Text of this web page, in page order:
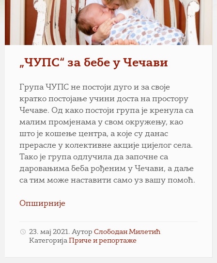
„ЧУПС“ за бебе у Чечави
Група ЧУПС не постоји дуго и за своје
кратко постојање учини доста на простору
Чечаве. Од како постоји група је кренула са
малим промјенама у свом окружењу, као
што је кошење центра, а које су данас
прерасле у колективне акције цијелог села.
Тако је група одлучила да започне са
даровањима беба рођеним у Чечави, а даље
са тим може наставити само уз вашу помоћ.
Опширније
23. мај 2021. Аутор Слободан Милетић
Категорија Приче и репортаже